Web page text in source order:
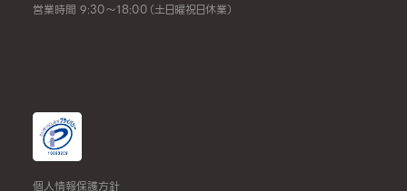
営業時間 9:30～18:00（土日曜祝日休業）
個人情報保護方針